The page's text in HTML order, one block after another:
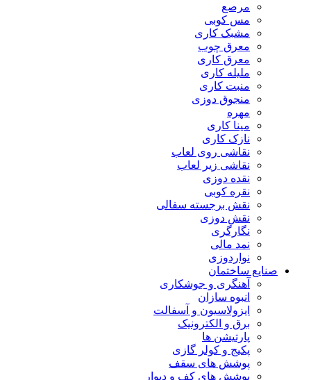
مرصع
مس کوبی
مشبک کاری
معرق چوب
معرق کاری
مليله کاری
منبت کاری
منجوق دوزی
مهره
مینا کاری
نازک کاری
نقاشی روی لعاب
نقاشی زیر لعاب
نقده دوزی
نقره کوبی
نقش برجسته سفالی
نقش دوزی
نگارگری
نمد مالی
نواردوزی
صنایع ساختمان
آهنگری و جوشکاری
انبوه سازان
ایزولاسیون و آسفالت
برق و الکترونیک
پارتیشن ها
پکیج و کولر گازی
پوشش های سقف
پوشش های کف و دیوار